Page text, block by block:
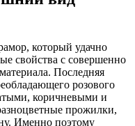
который удачно
свойства с совершенно
Последняя
розового
коричневыми и
прожилки,
Именно поэтому